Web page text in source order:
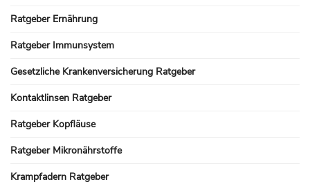
Ratgeber Ernährung
Ratgeber Immunsystem
Gesetzliche Krankenversicherung Ratgeber
Kontaktlinsen Ratgeber
Ratgeber Kopfläuse
Ratgeber Mikronährstoffe
Krampfadern Ratgeber